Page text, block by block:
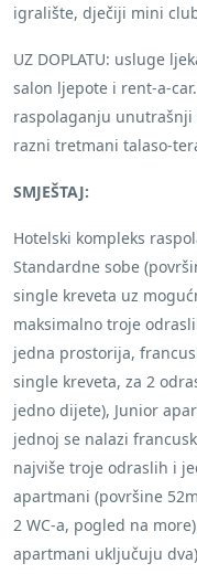
igralište, dječiji mini
UZ DOPLATU: usluge
salon ljepote i rent-a-
raspolaganju unutrašnji
razni tretmani talaso-
SMJEŠTAJ:
Hotelski kompleks
Standardne sobe
single kreveta uz
maksimalno troje
jedna prostorija,
single kreveta, za 2
jedno dijete), Junior
jednoj se nalazi
najviše troje odraslih i
apartmani (površine
2 WC-a, pogled na
apartmani uključuju